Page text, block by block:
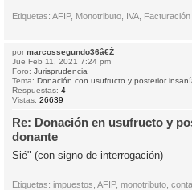
Etiquetas: AFIP, Monotributo, IVA, Facturación
por marcossegundo36â€Ž
Jue Feb 11, 2021 7:24 pm
Foro: Jurisprudencia
Tema: Donación con usufructo y posterior
Respuestas: 4
Vistas: 26639
Re: Donación en usufructo y
donante
Sié" (con signo de interrogación)
Etiquetas: impuestos, AFIP, monotributo,